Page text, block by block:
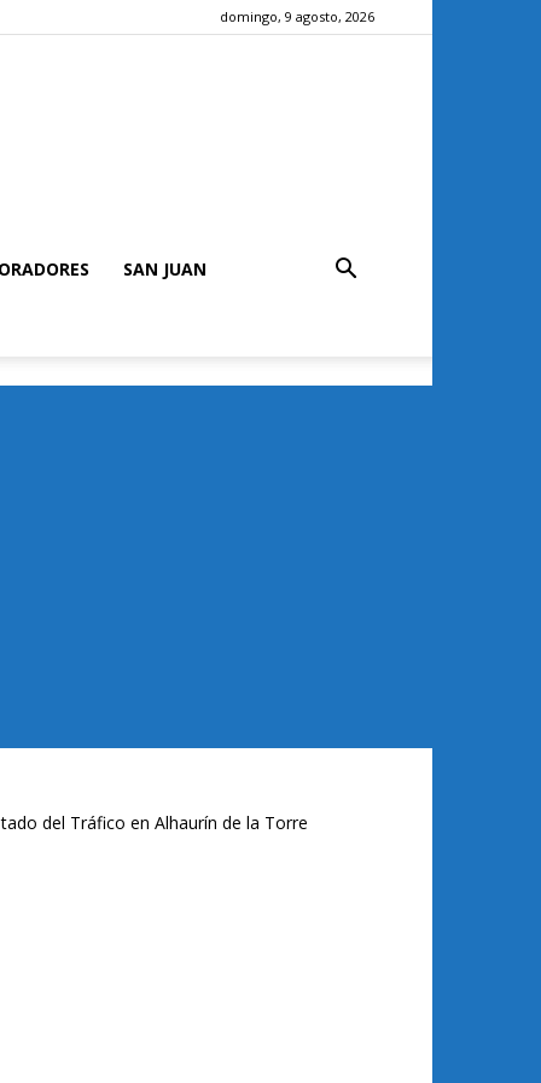
domingo, 9 agosto, 2026
SAN JUAN
del Tráfico en Alhaurín de la Torre